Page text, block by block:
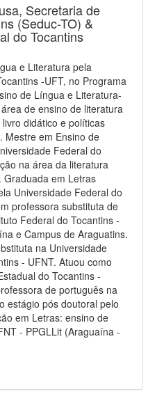
Secretaria de
(Seduc-TO) &
do Tocantins
e Literatura pela
-UFT, no Programa
de Língua e Literatura-
de ensino de literatura
didático e políticas
Mestre em Ensino de
Federal do
na área da literatura
em Letras
Universidade Federal do
professora substituta de
Federal do Tocantins -
e Campus de Araguatins.
na Universidade
- UFNT. Atuou como
do Tocantins -
de português na
estágio pós doutoral pelo
em Letras: ensino de
- PPGLLit (Araguaína -